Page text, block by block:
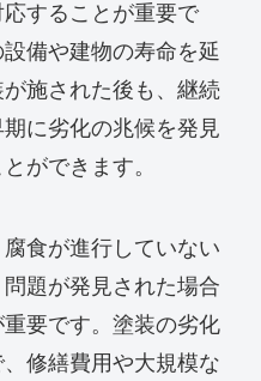
することが重要で
備や建物の寿命を延
施された後も、継続
に劣化の兆候を発見
ができます。
食が進行していない
題が発見された場合
要です。塗装の劣化
修繕費用や大規模な